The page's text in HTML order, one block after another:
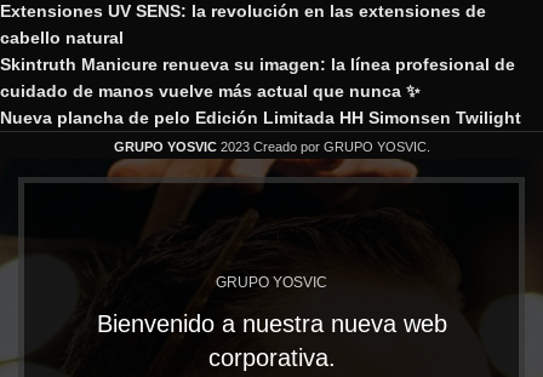
Extensiones UV SENS: la revolución en las extensiones de
cabello natural
Skintruth Manicure renueva su imagen: la línea profesional de
cuidado de manos vuelve más actual que nunca ✨
Nueva plancha de pelo Edición Limitada HH Simonsen Twilight
GRUPO YOSVIC 2023 Creado por GRUPO YOSVIC.
GRUPO YOSVIC
Bienvenido a nuestra nueva web
corporativa.